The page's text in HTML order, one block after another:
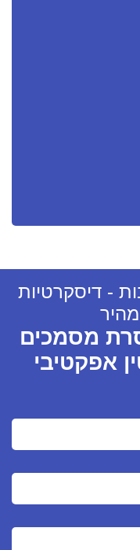
- דיסקרטיות
מסמכים
אפקטיבי